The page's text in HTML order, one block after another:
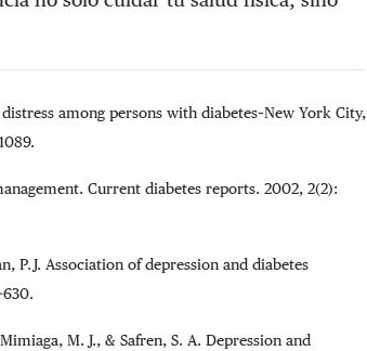
among persons with diabetes–New York City,
Current diabetes reports. 2002, 2(2):
P.J. Association of depression and diabetes
M. J., & Safren, S. A. Depression and